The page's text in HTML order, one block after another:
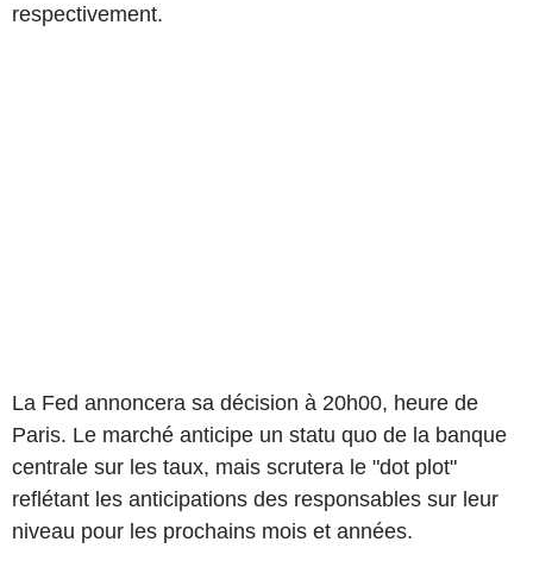
respectivement.
La Fed annoncera sa décision à 20h00, heure de
Paris. Le marché anticipe un statu quo de la banque
centrale sur les taux, mais scrutera le "dot plot"
reflétant les anticipations des responsables sur leur
niveau pour les prochains mois et années.